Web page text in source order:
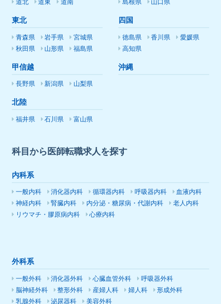
道北
道東 道南
東北
青森県 岩手県
宮城県
秋田県
山形県 福島県
甲信越
長野県 新潟県 山梨県
北陸
福井県 石川県 富山県
島根県
山口県
四国
徳島県 香川県
愛媛県
高知県
沖縄
科目から医師転職求人を探す
内科系
一般内科 消化器内科 循環器内科 呼吸器内科
血液内科
神経内科
腎臓内科 内分泌・糖尿病・代謝内科
老人内科
リウマチ・膠原病内科
心療内科
外科系
一般外科 消化器外科 心臓血管外科
呼吸器外科
脳神経外科
整形外科 産婦人科 婦人科
形成外科
乳腺外科
泌尿器科 美容外科